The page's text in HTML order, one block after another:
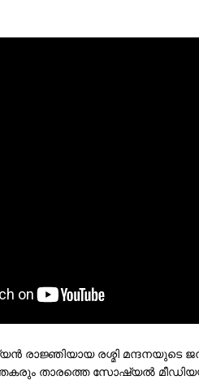
രാജ്ഞിയായ രശ്മി മന്ദനയുടെ
താരത്തെ സോഷ്യൽ